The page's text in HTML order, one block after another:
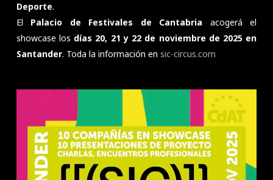
Deporte.
El Palacio de Festivales de Cantabria acogerá el
showcase los días 20, 21 y 22 de noviembre de 2025 en
Santander. Toda la información en sic-circus.com